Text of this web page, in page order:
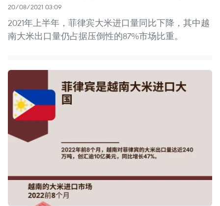
20/08/2021 03:09
2021年上半年，菲律宾大米进口量同比下降，其中越
南大米出口量仍占据压倒性的87%市场比重。